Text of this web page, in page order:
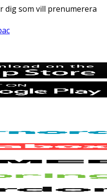
dig som vill prenumerera